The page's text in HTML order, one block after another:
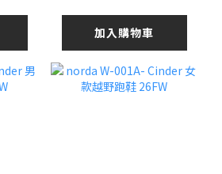
加入購物車